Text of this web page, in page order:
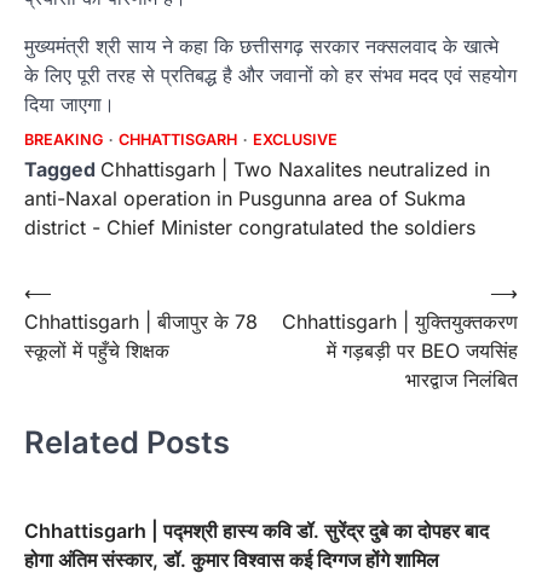
मुख्यमंत्री श्री साय ने कहा कि छत्तीसगढ़ सरकार नक्सलवाद के खात्मे
के लिए पूरी तरह से प्रतिबद्ध है और जवानों को हर संभव मदद एवं सहयोग
दिया जाएगा।
BREAKING CHHATTISGARH EXCLUSIVE
Tagged Chhattisgarh | Two Naxalites neutralized in
anti-Naxal operation in Pusgunna area of ​​Sukma
district - Chief Minister congratulated the soldiers
Post
navigation
⟵
Chhattisgarh | बीजापुर के 78
स्कूलों में पहुँचे शिक्षक
Chhattisgarh | युक्तियुक्तकरण
में गड़बड़ी पर BEO जयसिंह
भारद्वाज निलंबित
⟶
Related Posts
Chhattisgarh | पद्मश्री हास्य कवि डॉ. सुरेंद्र दुबे का दोपहर बाद
होगा अंतिम संस्कार, डॉ. कुमार विश्वास कई दिग्गज होंगे शामिल